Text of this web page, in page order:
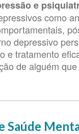
e
como
depressivo
e tratamento
de alguém
Saúde